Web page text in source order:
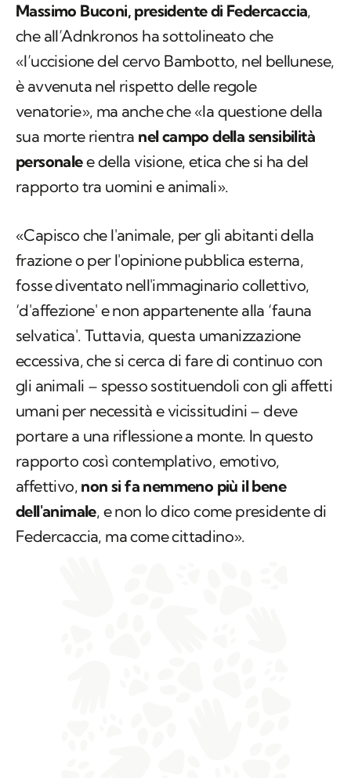
Massimo Buconi, presidente di Federcaccia,
che all’Adnkronos ha sottolineato che
«l’uccisione del cervo Bambotto, nel bellunese,
è avvenuta nel rispetto delle regole
venatorie», ma anche che «la questione della
sua morte rientra nel campo della sensibilità
personalee della visione, etica che si ha del
rapporto tra uomini e animali».
«Capisco che l'animale, per gli abitanti della
frazione o per l'opinione pubblica esterna,
fosse diventato nell'immaginario collettivo,
‘d'affezione' e non appartenente alla ‘fauna
selvatica'. Tuttavia, questa umanizzazione
eccessiva, che si cerca di fare di continuo con
gli animali – spesso sostituendoli con gli affetti
umani per necessità e vicissitudini – deve
portare a una riflessione a monte. In questo
rapporto così contemplativo, emotivo,
affettivo, non si fa nemmeno più il bene
dell'animale, e non lo dico come presidente di
Federcaccia, ma come cittadino».